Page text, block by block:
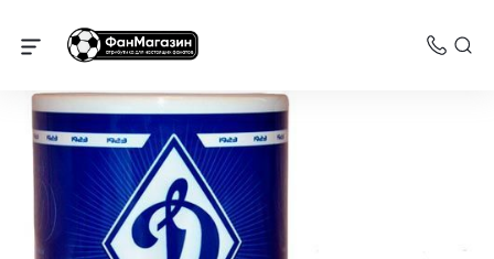
Динамо